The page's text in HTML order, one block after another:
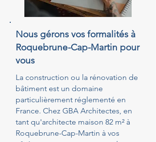
Nous gérons vos formalités à
Roquebrune-Cap-Martin pour
vous
La construction ou la rénovation de
bâtiment est un domaine
particulièrement réglementé en
France. Chez GBA Architectes, en
tant qu'architecte maison 82 m² à
Roquebrune-Cap-Martin à vos